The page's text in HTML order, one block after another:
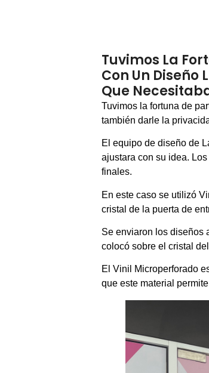
Tuvimos La
Con Un
Que
Tuvimos la fortuna de
también darle la
El equipo de diseño de
ajustara con su idea.
finales.
En este caso se utilizó
cristal de la puerta de
Se enviaron los diseños
colocó sobre el cristal
El Vinil Microperforado
que este material